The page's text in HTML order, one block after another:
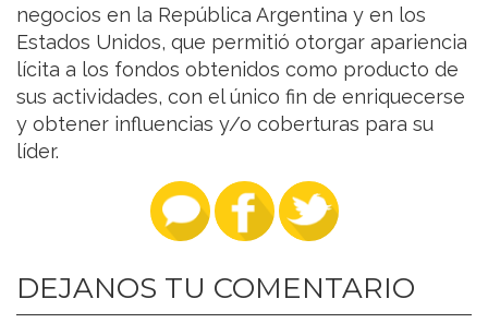
negocios en la República Argentina y en los
Estados Unidos, que permitió otorgar apariencia
lícita a los fondos obtenidos como producto de
sus actividades, con el único fin de enriquecerse
y obtener influencias y/o coberturas para su
líder.
DEJANOS TU COMENTARIO